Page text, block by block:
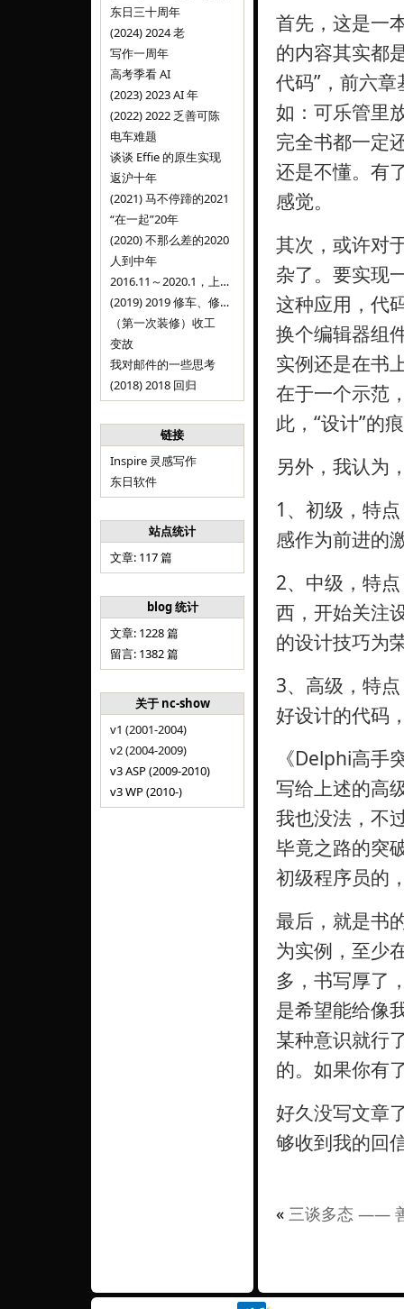
东日三十周年
(2024) 2024 老
写作一周年
高考季看 AI
(2023) 2023 AI 年
(2022) 2022 乏善可陈
电车难题
谈谈 Effie 的原生实现
返沪十年
(2021) 马不停蹄的2021
“在一起”20年
(2020) 不那么差的2020
人到中年
2016.11～2020.1，上海，Inspire
(2019) 2019 修车、修人、修房
（第一次装修）收工
变故
我对邮件的一些思考
(2018) 2018 回归
链接
Inspire 灵感写作
东日软件
站点统计
文章: 117 篇
blog 统计
文章: 1228 篇
留言: 1382 篇
关于 nc-show
v1 (2001-2004)
v2 (2004-2009)
v3 ASP (2009-2010)
v3 WP (2010-)
首先，这是一
的内容其实都
代码”，前六
如：可乐管里
完全书都一定
还是不懂。有
感觉。
其次，或许对
杂了。要实现
这种应用，代
换个编辑器组
实例还是在书
在于一个示范
此，“设计”的
另外，我认为
1、初级，特
感作为前进的
2、中级，特
西，开始关注
的设计技巧为
3、高级，特
好设计的代码
《Delphi高手
写给上述的高
我也没法，不
毕竟之路的突
初级程序员的
最后，就是书
为实例，至少
多，书写厚了
是希望能给像
某种意识就行
的。如果你有
好久没写文章
够收到我的回
« 三谈多态 ——